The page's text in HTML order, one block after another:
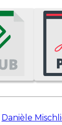
Danièle